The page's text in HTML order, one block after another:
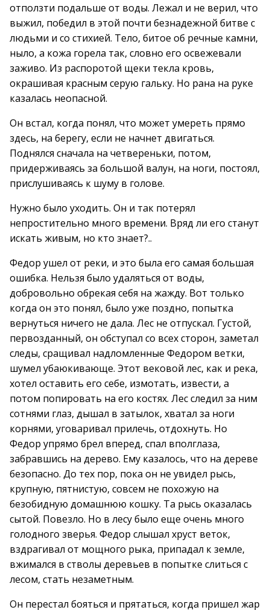
отползти подальше от воды. Лежал и не верил, что
выжил, победил в этой почти безнадежной битве с
людьми и со стихией. Тело, битое об речные камни,
ныло, а кожа горела так, словно его освежевали
заживо. Из распоротой щеки текла кровь,
окрашивая красным серую гальку. Но рана на руке
казалась неопасной.
Он встал, когда понял, что может умереть прямо
здесь, на берегу, если не начнет двигаться.
Поднялся сначала на четвереньки, потом,
придерживаясь за большой валун, на ноги, постоял,
прислушиваясь к шуму в голове.
Нужно было уходить. Он и так потерял
непростительно много времени. Вряд ли его станут
искать живым, но кто знает?..
Федор ушел от реки, и это была его самая большая
ошибка. Нельзя было удаляться от воды,
добровольно обрекая себя на жажду. Вот только
когда он это понял, было уже поздно, попытка
вернуться ничего не дала. Лес не отпускал. Густой,
первозданный, он обступал со всех сторон, заметал
следы, сращивал надломленные Федором ветки,
шумел убаюкивающе. Этот вековой лес, как и река,
хотел оставить его себе, измотать, извести, а
потом попировать на его костях. Лес следил за ним
сотнями глаз, дышал в затылок, хватал за ноги
корнями, уговаривал прилечь, отдохнуть. Но
Федор упрямо брел вперед, спал вполглаза,
забравшись на дерево. Ему казалось, что на дереве
безопасно. До тех пор, пока он не увидел рысь,
крупную, пятнистую, совсем не похожую на
безобидную домашнюю кошку. Та рысь оказалась
сытой. Повезло. Но в лесу было еще очень много
голодного зверья. Федор слышал хруст веток,
вздрагивал от мощного рыка, припадал к земле,
вжимался в стволы деревьев в попытке слиться с
лесом, стать незаметным.
Он перестал бояться и прятаться, когда пришел жар